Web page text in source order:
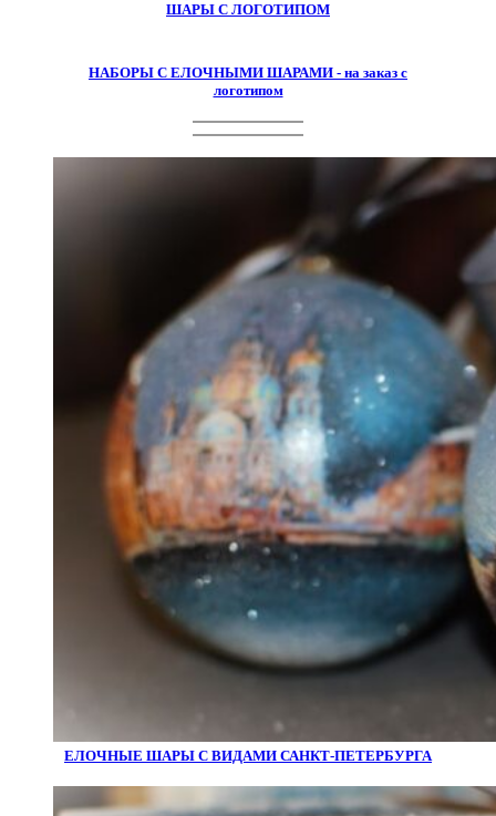
ШАРЫ С ЛОГОТИПОМ
НАБОРЫ С ЕЛОЧНЫМИ ШАРАМИ - на заказ с
логотипом
ЕЛОЧНЫЕ ШАРЫ С ВИДАМИ САНКТ-ПЕТЕРБУРГА